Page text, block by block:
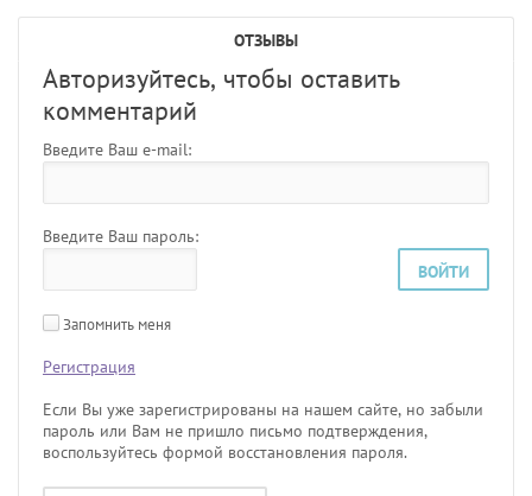
ОТЗЫВЫ
Авторизуйтесь, чтобы оставить
комментарий
Введите Ваш e-mail:
Введите Ваш пароль:
ВОЙТИ
Запомнить меня
Регистрация
Если Вы уже зарегистрированы на нашем сайте, но забыли
пароль или Вам не пришло письмо подтверждения,
воспользуйтесь формой восстановления пароля.